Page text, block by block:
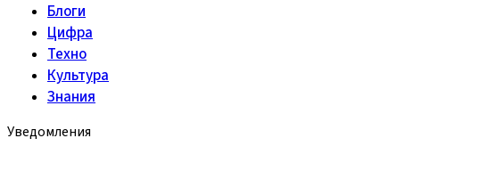
Блоги
Цифра
Техно
Культура
Знания
Уведомления